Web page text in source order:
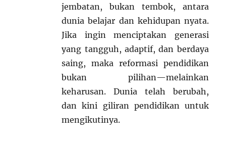
jembatan, bukan tembok, antara
dunia belajar dan kehidupan nyata.
Jika ingin menciptakan generasi
yang tangguh, adaptif, dan berdaya
saing, maka reformasi pendidikan
bukan pilihan—melainkan
keharusan. Dunia telah berubah,
dan kini giliran pendidikan untuk
mengikutinya.